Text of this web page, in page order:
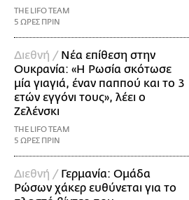
THE LIFO TEAM
5 ΩΡΕΣ ΠΡΙΝ
Διεθνή / Νέα επίθεση στην
Ουκρανία: «Η Ρωσία σκότωσε
μία γιαγιά, έναν παππού και το 3
ετών εγγόνι τους», λέει ο
Ζελένσκι
THE LIFO TEAM
5 ΩΡΕΣ ΠΡΙΝ
Διεθνή / Γερμανία: Ομάδα
Ρώσων χάκερ ευθύνεται για το